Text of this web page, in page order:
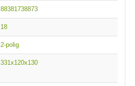
88381738873
18
2-polig
331x120x130